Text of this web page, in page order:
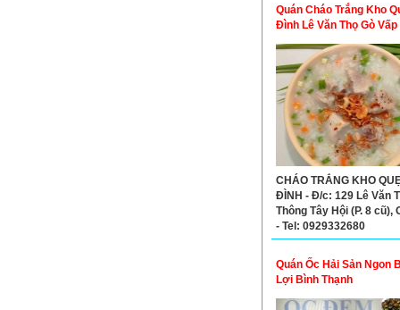
Quán Cháo Trắng Kho
Đình Lê Văn Thọ Gò Vấp
CHÁO TRẮNG KHO
ĐÌNH - Đ/c: 129 Lê Văn
Thông Tây Hội (P. 8 cũ),
- Tel: 0929332680
Quán Ốc Hải Sản Ngon
Lợi Bình Thạnh